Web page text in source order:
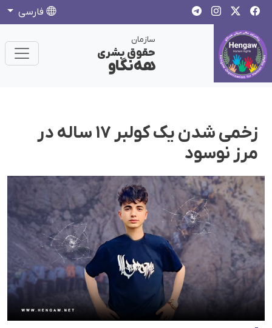
فارسی
سازمان
حقوق بشری
هەنگاو
زخمی شدن یک کولبر ۱۷ ساله در
مرز نوسود